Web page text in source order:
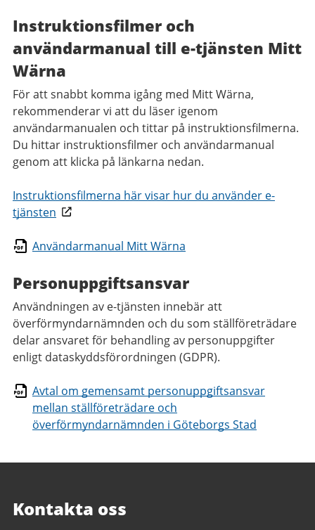
Instruktionsfilmer och
användarmanual till e-tjänsten Mitt
Wärna
För att snabbt komma igång med Mitt Wärna,
rekommenderar vi att du läser igenom
användarmanualen och tittar på instruktionsfilmerna.
Du hittar instruktionsfilmer och användarmanual
genom att klicka på länkarna nedan.
Instruktionsfilmerna här visar hur du använder e-
tjänsten
Användarmanual Mitt Wärna
Personuppgiftsansvar
Användningen av e-tjänsten innebär att
överförmyndarnämnden och du som ställföreträdare
delar ansvaret för behandling av personuppgifter
enligt dataskyddsförordningen (GDPR).
Avtal om gemensamt personuppgiftsansvar
mellan ställföreträdare och
överförmyndarnämnden i Göteborgs Stad
Kontakta oss